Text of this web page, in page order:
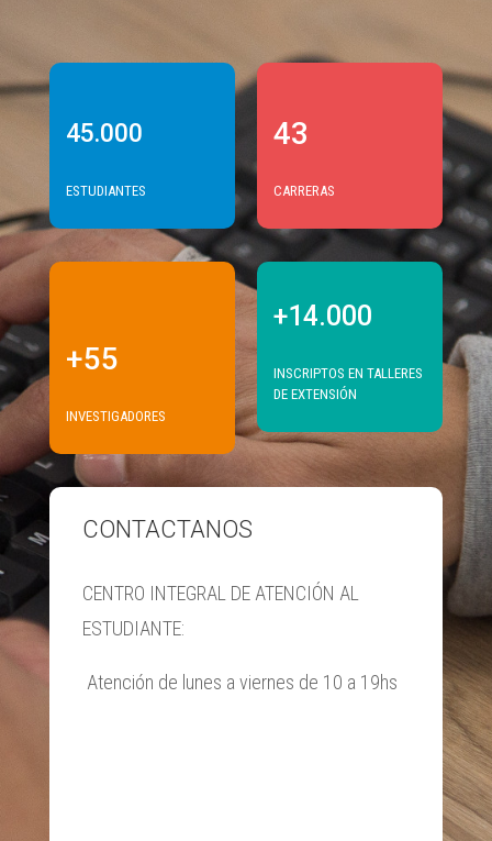
45.000
ESTUDIANTES
+55
INVESTIGADORES
43
CARRERAS
+14.000
INSCRIPTOS EN TALLERES
DE EXTENSIÓN
CONTACTANOS
CENTRO INTEGRAL DE ATENCIÓN AL
ESTUDIANTE:
Atención de lunes a viernes de 10 a 19hs